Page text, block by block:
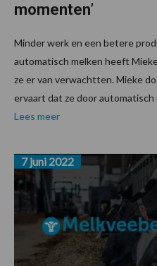
momenten’
Minder werk en een betere
automatisch melken heeft
ze er van verwachtten. Mieke
ervaart dat ze door automatisch
Lees meer
7 juni 2022